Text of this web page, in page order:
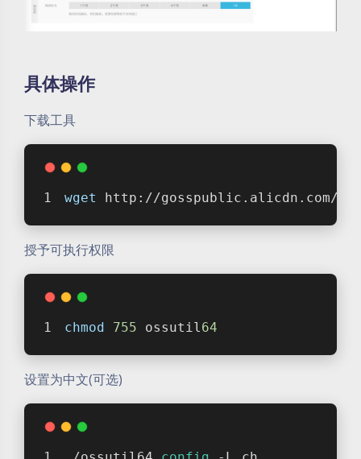
具体操作
下载工具
wget http://gosspublic.alicdn.com/
授予可执行权限
chmod 755 ossutil64
设置为中文(可选)